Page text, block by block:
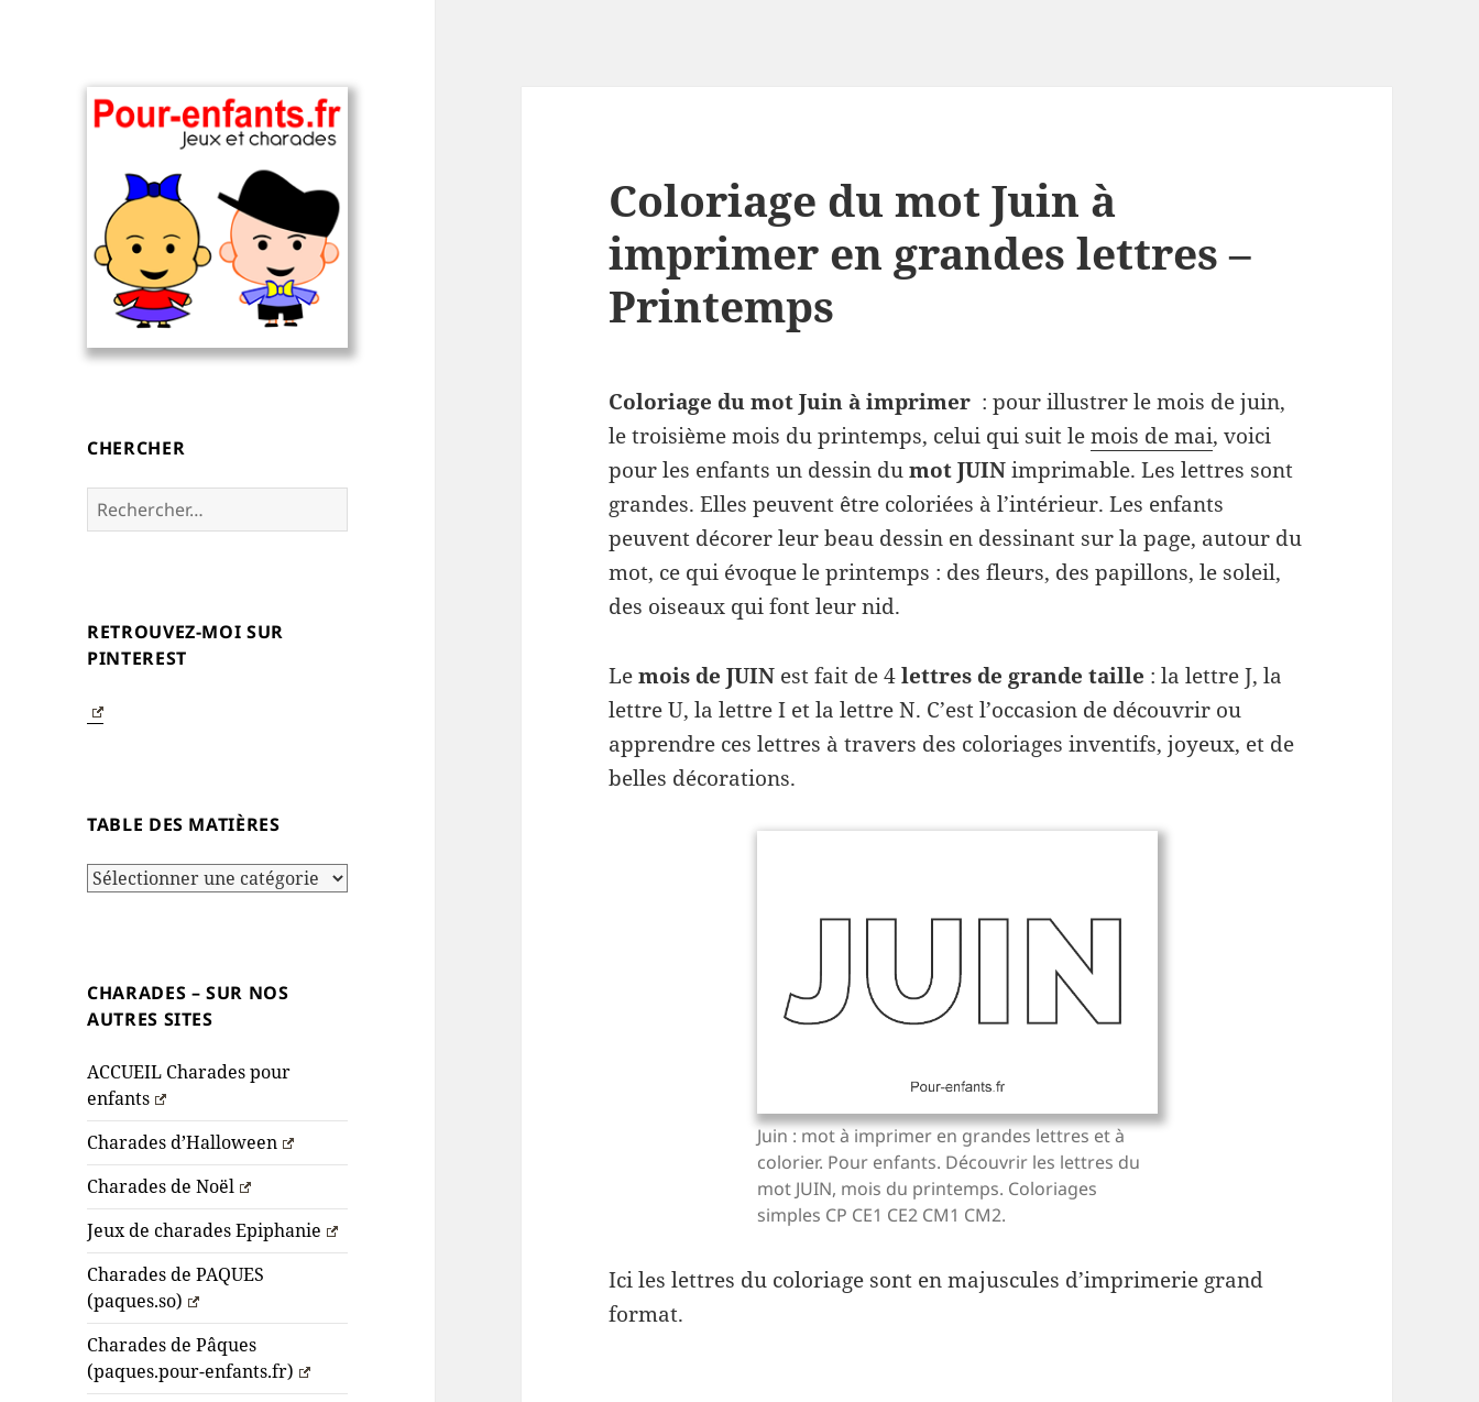
devinettes, pour
enfants.
CHERCHER
Rechercher :
RETROUVEZ-MOI SUR
PINTEREST
TABLE DES MATIÈRES
Table
CHARADES – SUR NOS
AUTRES SITES
ACCUEIL Charades pour
enfants
Charades d’Halloween
Charades de Noël
Jeux de charades Epiphanie
Charades de PAQUES
(paques.so)
Charades de Pâques
(paques.pour-enfants.fr)
Coloriage du mot Juin à
imprimer en grandes lettres –
Printemps
Coloriage du mot Juin à imprimer : pour illustrer le mois de juin,
le troisième mois du printemps, celui qui suit lemois de mai, voici
pour les enfants un dessin dumot JUINimprimable. Les lettres sont
grandes. Elles peuvent être coloriées à l’intérieur. Les enfants
peuvent décorer leur beau dessin en dessinant sur la page, autour du
mot, ce qui évoque le printemps : des fleurs, des papillons, le soleil,
des oiseaux qui font leur nid.
Lemois de JUIN est fait de 4lettres de grande taille : la lettre J, la
lettre U, la lettre I et la lettre N. C’est l’occasion de découvrir ou
apprendre ces lettres à travers des coloriages inventifs, joyeux, et de
belles décorations.
Juin : mot à imprimer en grandes lettres et à
colorier. Pour enfants. Découvrir les lettres du
mot JUIN, mois du printemps. Coloriages
simples CP CE1 CE2 CM1 CM2.
Ici les lettres du coloriage sont en majuscules d’imprimerie grand
format.